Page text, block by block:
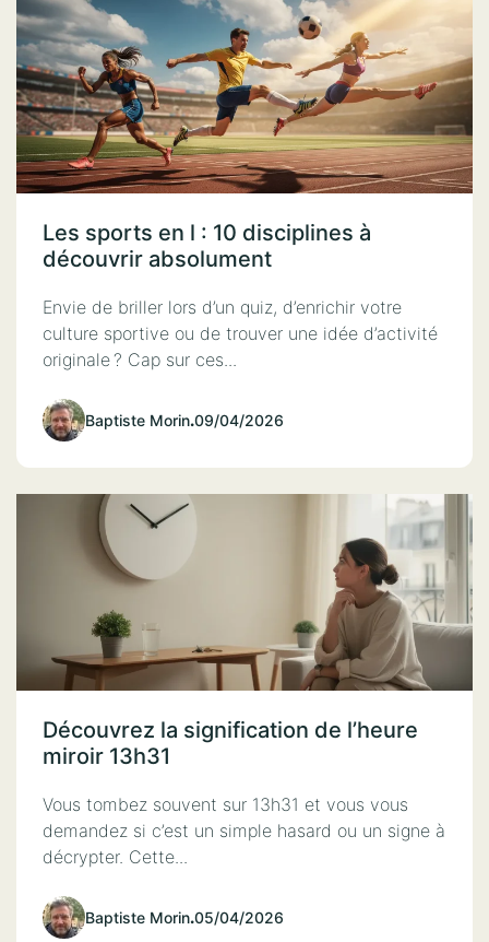
Les sports en l : 10 disciplines à
découvrir absolument
Envie de briller lors d’un quiz, d’enrichir votre
culture sportive ou de trouver une idée d’activité
originale ? Cap sur ces...
Baptiste Morin.09/04/2026
Découvrez la signification de l’heure
miroir 13h31
Vous tombez souvent sur 13h31 et vous vous
demandez si c’est un simple hasard ou un signe à
décrypter. Cette...
Baptiste Morin.05/04/2026